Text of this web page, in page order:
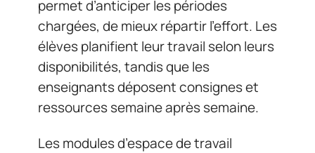
permet d’anticiper les périodes
chargées, de mieux répartir l’effort. Les
élèves planifient leur travail selon leurs
disponibilités, tandis que les
enseignants déposent consignes et
ressources semaine après semaine.
Les modules d’espace de travail